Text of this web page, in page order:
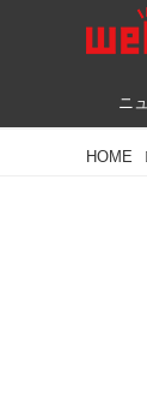
ニ
HOME